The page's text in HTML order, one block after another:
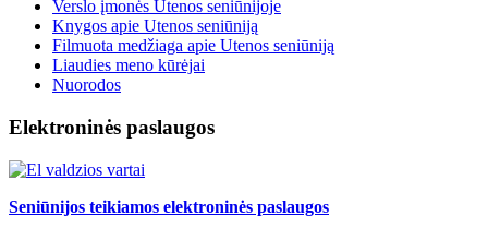
Verslo įmonės Utenos seniūnijoje
Knygos apie Utenos seniūniją
Filmuota medžiaga apie Utenos seniūniją
Liaudies meno kūrėjai
Nuorodos
Elektroninės paslaugos
Seniūnijos teikiamos elektroninės paslaugos